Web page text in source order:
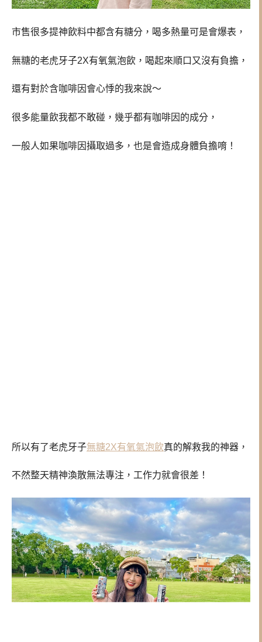
市售很多提神飲料中都含有糖分，喝多熱量可是會爆表，
無糖的老虎牙子2X有氧氣泡飲，喝起來順口又沒有負擔，
還有對於含咖啡因會心悸的我來說～
很多能量飲我都不敢碰，幾乎都有咖啡因的成分，
一般人如果咖啡因攝取過多，也是會造成身體負擔唷！
所以有了老虎牙子無糖2X有氧氣泡飲真的解救我的神器，
不然整天精神渙散無法專注，工作力就會很差！